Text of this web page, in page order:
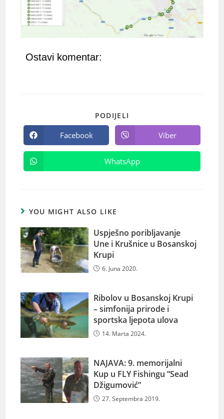
Ostavi komentar:
PODIJELI
Facebook Viber
WhatsApp
YOU MIGHT ALSO LIKE
Uspješno poribljavanje
Une i Krušnice u Bosanskoj
Krupi
6. Juna 2020.
Ribolov u Bosanskoj Krupi
– simfonija prirode i
sportska ljepota ulova
14. Marta 2024.
NAJAVA: 9. memorijalni
Kup u FLY Fishingu “Sead
Džigumović”
27. Septembra 2019.